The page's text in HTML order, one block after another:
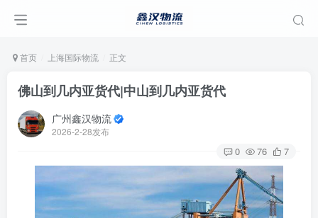
首页 上海国际物流 正文
佛山到几内亚货代|中山到几内亚货代
广州鑫汉物流
2026-2-28发布
0 76 7